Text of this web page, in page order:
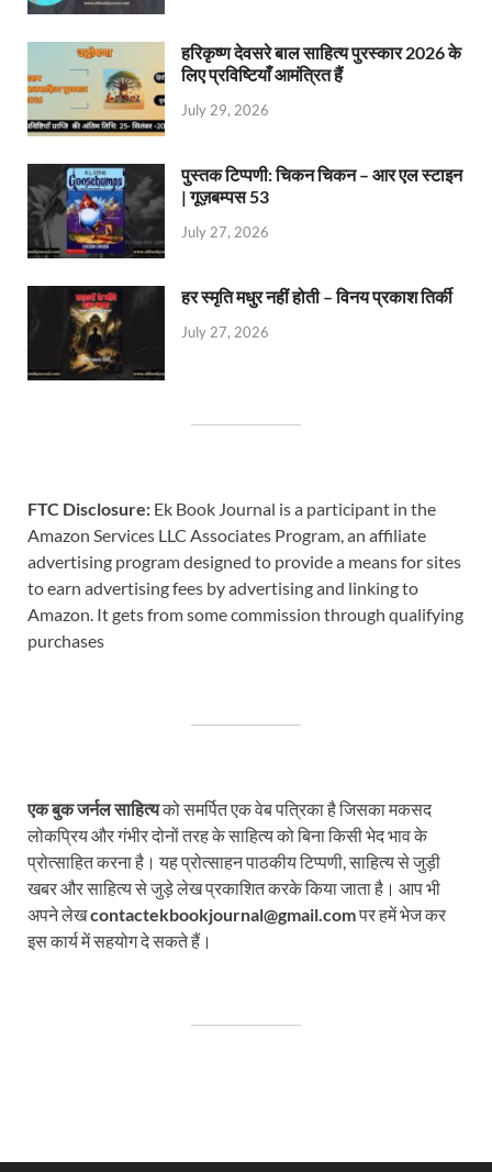
हरिकृष्ण देवसरे बाल साहित्य पुरस्कार 2026 के
लिए प्रविष्टियाँ आमंत्रित हैं
July 29, 2026
पुस्तक टिप्पणी: चिकन चिकन – आर एल स्टाइन
| गूज़बम्पस 53
July 27, 2026
हर स्मृति मधुर नहीं होती – विनय प्रकाश तिर्की
July 27, 2026
FTC Disclosure: Ek Book Journal is a participant in the
Amazon Services LLC Associates Program, an affiliate
advertising program designed to provide a means for sites
to earn advertising fees by advertising and linking to
Amazon. It gets from some commission through qualifying
purchases
एक बुक जर्नल साहित्यको समर्पित एक वेब पत्रिका है जिसका मकसद
लोकप्रिय और गंभीर दोनों तरह के साहित्य को बिना किसी भेद भाव के
प्रोत्साहित करना है। यह प्रोत्साहन पाठकीय टिप्पणी, साहित्य से जुड़ी
खबर और साहित्य से जुड़े लेख प्रकाशित करके किया जाता है। आप भी
अपने लेखcontactekbookjournal@gmail.comपर हमें भेज कर
इस कार्य में सहयोग दे सकते हैं।